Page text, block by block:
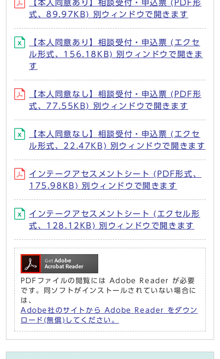
【本人同意あり】相談受付・申込票 (PDF形
式、89.97KB) 別ウィンドウで開きます
【本人同意あり】相談受付・申込票 (エクセ
ル形式、156.18KB) 別ウィンドウで開きま
す
【本人同意なし】相談受付・申込票 (PDF形
式、77.55KB) 別ウィンドウで開きます
【本人同意なし】相談受付・申込票 (エクセ
ル形式、22.47KB) 別ウィンドウで開きます
インテークアセスメントシート (PDF形式、
175.98KB) 別ウィンドウで開きます
インテークアセスメントシート (エクセル形
式、128.12KB) 別ウィンドウで開きます
PDFファイルの閲覧には Adobe Reader が必要
です。同ソフトがインストールされていない場合に
は、
Adobe社のサイトから Adobe Reader をダウン
ロード(無償)してください。